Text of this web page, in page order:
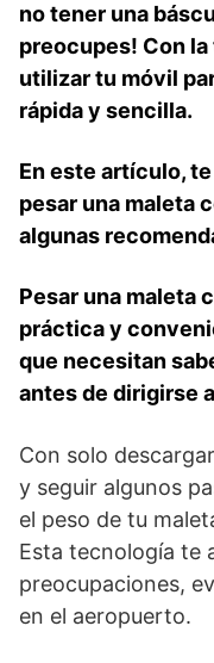
no tener ⁢una
preocupes! Con
utilizar ‍tu móvil
rápida y sencilla.
En este ​artículo,
pesar una ​maleta​
algunas
Pesar⁣ una maleta
práctica y
⁢que necesitan⁤
antes⁤ de dirigirse
Con solo⁢
y seguir algunos
el peso de‌ tu
Esta tecnología te
preocupaciones,
en el aeropuerto.